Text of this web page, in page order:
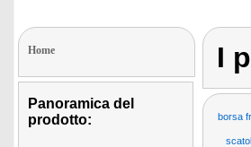
Home
Panoramica del
prodotto:
I
borsa